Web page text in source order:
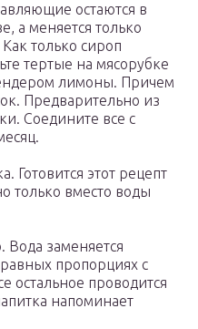
остаются в
а меняется только
только сироп
тертые на мясорубке
лимоны. Причем
Предварительно из
Соедините все с
Готовится этот рецепт
только вместо воды
заменяется
пропорциях с
остальное проводится
напоминает